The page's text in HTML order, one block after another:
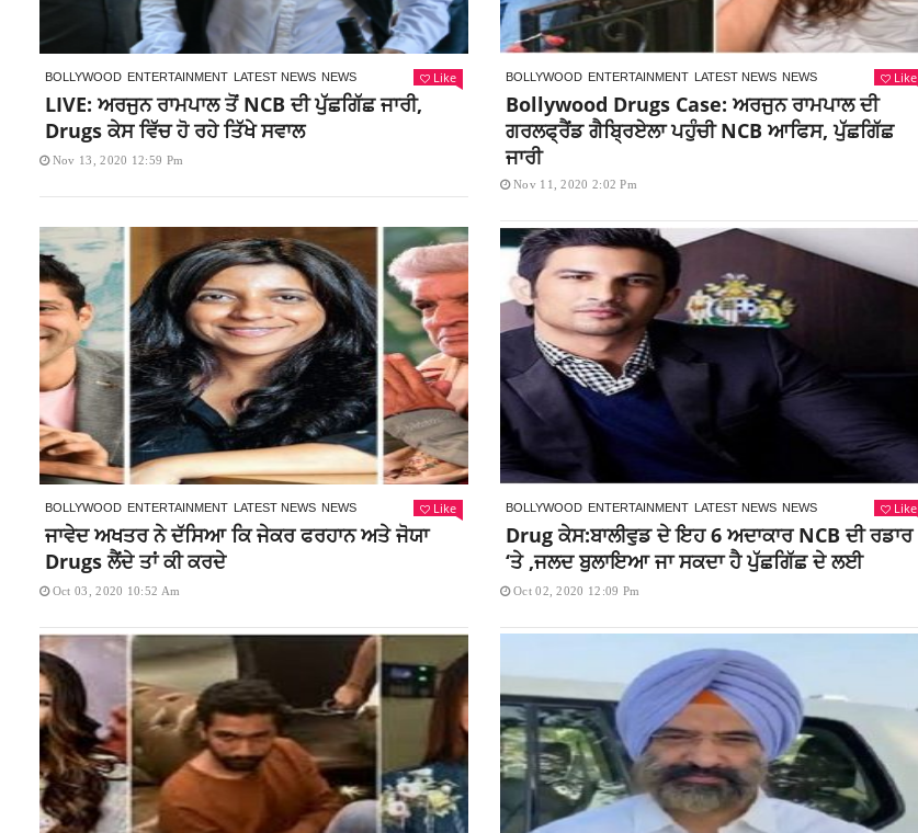
BOLLYWOOD ENTERTAINMENT LATEST NEWS NEWS Like
LIVE: ਅਰਜੁਨ ਰਾਮਪਾਲ ਤੋਂ NCB ਦੀ ਪੁੱਛਗਿੱਛ ਜਾਰੀ,
Drugs ਕੇਸ ਵਿੱਚ ਹੋ ਰਹੇ ਤਿੱਖੇ ਸਵਾਲ
Nov 13, 2020 12:59 Pm
BOLLYWOOD ENTERTAINMENT LATEST NEWS NEWS Like
Bollywood Drugs Case: ਅਰਜੁਨ ਰਾਮਪਾਲ ਦੀ
ਗਰਲਫ੍ਰੈਂਡ ਗੈਬ੍ਰਿਏਲਾ ਪਹੁੰਚੀ NCB ਆਫਿਸ, ਪੁੱਛਗਿੱਛ
ਜਾਰੀ
Nov 11, 2020 2:02 Pm
BOLLYWOOD ENTERTAINMENT LATEST NEWS NEWS Like
ਜਾਵੇਦ ਅਖਤਰ ਨੇ ਦੱਸਿਆ ਕਿ ਜੇਕਰ ਫਰਹਾਨ ਅਤੇ ਜੋਯਾ
Drugs ਲੈਂਦੇ ਤਾਂ ਕੀ ਕਰਦੇ
Oct 03, 2020 10:52 Am
BOLLYWOOD ENTERTAINMENT LATEST NEWS NEWS Like
Drug ਕੇਸ:ਬਾਲੀਵੁਡ ਦੇ ਇਹ 6 ਅਦਾਕਾਰ NCB ਦੀ ਰਡਾਰ
‘ਤੇ ,ਜਲਦ ਬੁਲਾਇਆ ਜਾ ਸਕਦਾ ਹੈ ਪੁੱਛਗਿੱਛ ਦੇ ਲਈ
Oct 02, 2020 12:09 Pm